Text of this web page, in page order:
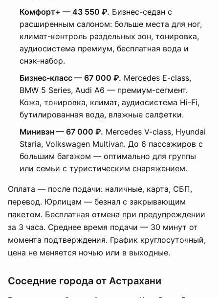
Комфорт+ — 43 550 ₽. Бизнес-седан с
расширенным салоном: больше места для ног,
климат-контроль раздельных зон, тонировка,
аудиосистема премиум, бесплатная вода и
снэк-набор.
Бизнес-класс — 67 000 ₽. Mercedes E-class,
BMW 5 Series, Audi A6 — премиум-сегмент.
Кожа, тонировка, климат, аудиосистема Hi-Fi,
бутилированная вода, влажные салфетки.
Минивэн — 67 000 ₽. Mercedes V-class, Hyundai
Staria, Volkswagen Multivan. До 6 пассажиров с
большим багажом — оптимально для группы
или семьи с туристическим снаряжением.
Оплата — после подачи: наличные, карта, СБП,
перевод. Юрлицам — безнал с закрывающим
пакетом. Бесплатная отмена при предупреждении
за 3 часа. Среднее время подачи — 30 минут от
момента подтверждения. График круглосуточный,
цена не меняется ночью или в выходные.
Соседние города от Астрахани